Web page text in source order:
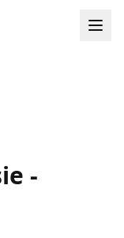
-